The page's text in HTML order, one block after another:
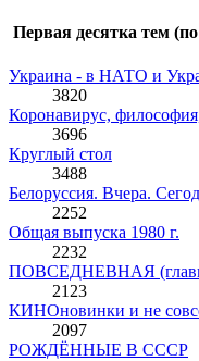
Первая десятка тем
Украина - в НАТО и
3820
Коронавирус,
3696
Круглый стол
3488
Белоруссия. Вчера.
2252
Общая выпуска 1980 г.
2232
ПОВСЕДНЕВНАЯ
2123
КИНОновинки и не
2097
РОЖДЁННЫЕ В СССР